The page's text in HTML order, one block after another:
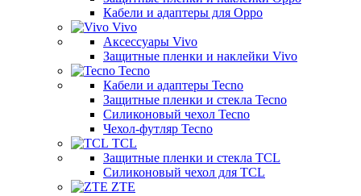
Кабели и адаптеры для Oppo
Vivo
Аксессуары Vivo
Защитные пленки и наклейки Vivo
Tecno
Кабели и адаптеры Tecno
Защитные пленки и стекла Tecno
Силиконовый чехол Tecno
Чехол-футляр Tecno
TCL
Защитные пленки и стекла TCL
Силиконовый чехол для TCL
ZTE